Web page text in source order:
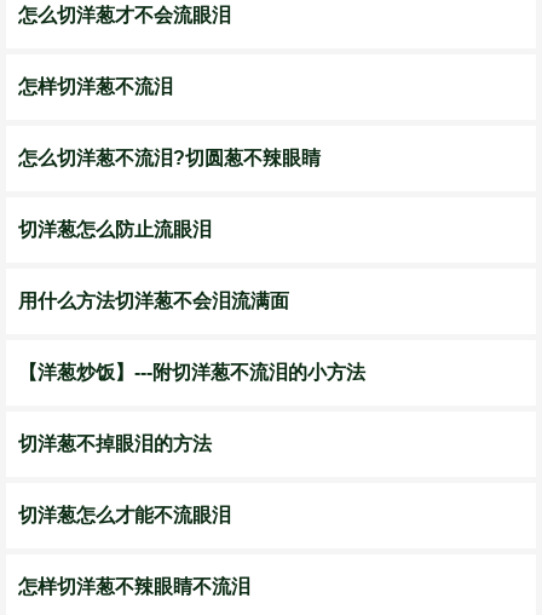
怎么切洋葱才不会流眼泪
怎样切洋葱不流泪
怎么切洋葱不流泪?切圆葱不辣眼睛
切洋葱怎么防止流眼泪
用什么方法切洋葱不会泪流满面
【洋葱炒饭】---附切洋葱不流泪的小方法
切洋葱不掉眼泪的方法
切洋葱怎么才能不流眼泪
怎样切洋葱不辣眼睛不流泪